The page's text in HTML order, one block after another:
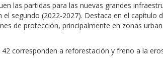
las partidas para las nuevas grandes
segundo (2022-2027). Destaca en el capítulo
de protección, principalmente en zonas
corresponden a reforestación y freno a la